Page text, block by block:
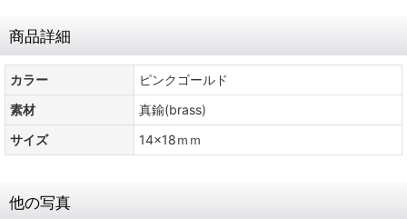
商品詳細
カラー
ピンクゴールド
素材
真鍮(brass)
サイズ
14x18ｍｍ
他の写真